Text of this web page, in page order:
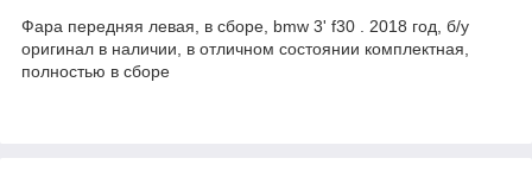
Фара передняя левая, в сборе, bmw 3' f30 . 2018 год, б/у
оригинал в наличии, в отличном состоянии комплектная,
полностью в сборе